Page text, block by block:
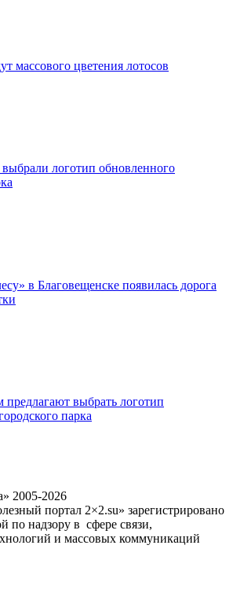
массового цветения лотосов
логотип обновленного
в Благовещенске появилась дорога
предлагают выбрать логотип
парка
2005-2026
портал 2×2.su» зарегистрировано
по надзору в сфере связи,
и массовых коммуникаций